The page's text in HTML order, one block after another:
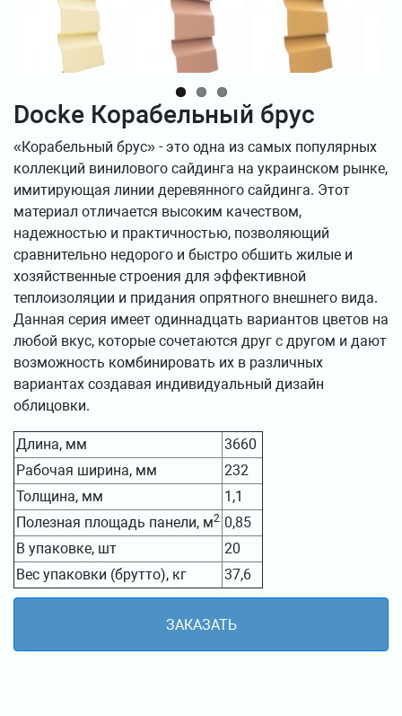
Docke Корабельный брус
«Корабельный брус» - это одна из самых популярных
коллекций винилового сайдинга на украинском рынке,
имитирующая линии деревянного сайдинга. Этот
материал отличается высоким качеством,
надежностью и практичностью, позволяющий
сравнительно недорого и быстро обшить жилые и
хозяйственные строения для эффективной
теплоизоляции и придания опрятного внешнего вида.
Данная серия имеет одиннадцать вариантов цветов на
любой вкус, которые сочетаются друг с другом и дают
возможность комбинировать их в различных
вариантах создавая индивидуальный дизайн
облицовки.
Длина, мм
3660
Рабочая ширина, мм
232
Толщина, мм
1,1
Полезная площадь панели, м2 0,85
В упаковке, шт
20
Вес упаковки (брутто), кг
37,6
ЗАКАЗАТЬ